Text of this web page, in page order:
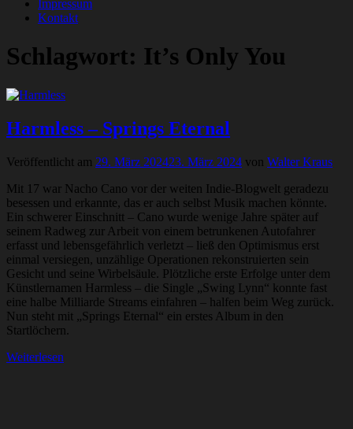
Impressum
Kontakt
Schlagwort: It’s Only You
Harmless – Springs Eternal
Veröffentlicht am 29. März 202423. März 2024 von Walter Kraus
Mit 17 war Nacho Cano vor der weiten Indie-Blogwelt geradezu
besessen und erkannte, das er auch selbst Musik machen könnte.
Ein schwerer Einschnitt – Cano wurde wenige Jahre später auf
seinem Radweg zur Arbeit von einem betrunkenen Autofahrer
erfasst und lebensgefährlich verletzt – ließ den Optimismus erst
einmal versiegen, unzählige Operationen rekonstruierten sein
Gesicht und seine Wirbelsäule. Plötzliche erste Erfolge unter dem
Künstlernamen Harmless – die Single „Swing Lynn“ konnte fast
eine halbe Milliarde Streams einfahren – halfen beim Weg zurück.
Nun steht mit „Springs Eternal“ ein erstes Album in den
Startlöchern.
Weiterlesen